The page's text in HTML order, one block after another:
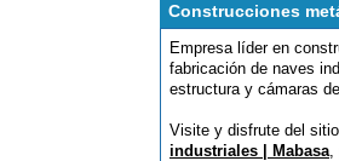
Construcciones
Empresa líder en
fabricación de naves
estructura y cámaras
Visite y disfrute del sitio
industriales | Mabasa,